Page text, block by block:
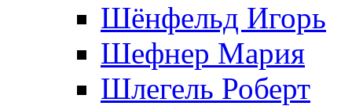
Шёнфельд Игорь
Шефнер Мария
Шлегель Роберт